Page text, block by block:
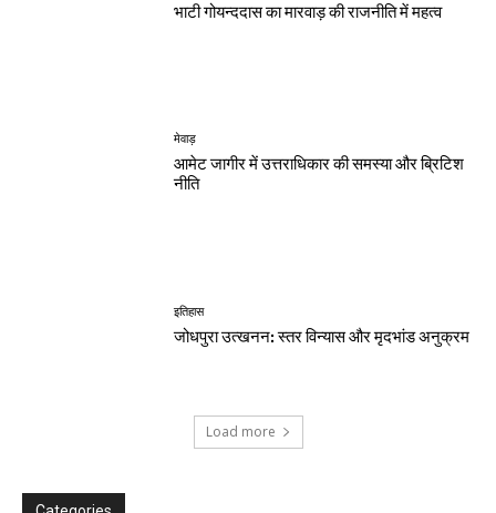
भाटी गोयन्ददास का मारवाड़ की राजनीति में महत्व
मेवाड़
आमेट जागीर में उत्तराधिकार की समस्या और ब्रिटिश
नीति
इतिहास
जोधपुरा उत्खनन: स्तर विन्यास और मृदभांड अनुक्रम
Load more